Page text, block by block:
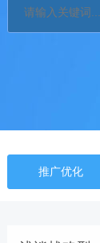
推广优化